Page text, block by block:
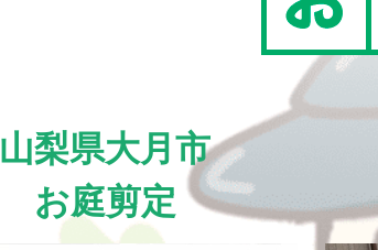
山梨県大月市
お庭剪定